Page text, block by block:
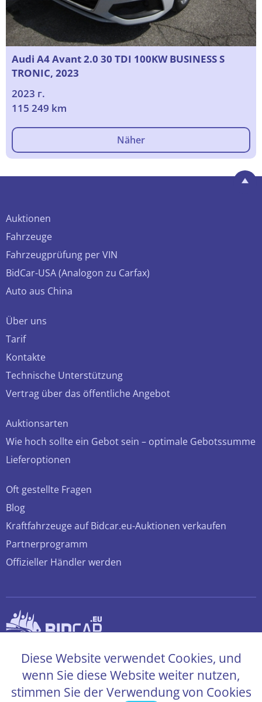
Audi A4 Avant 2.0 30 TDI 100KW BUSINESS S
TRONIC, 2023
2023 г.
115 249 km
Näher
Auktionen
Fahrzeuge
Fahrzeugprüfung per VIN
BidCar-USA (Analogon zu Carfax)
Auto aus China
Über uns
Tarif
Kontakte
Technische Unterstützung
Vertrag über das öffentliche Angebot
Auktionsarten
Wie hoch sollte ein Gebot sein – optimale Gebotssumme
Lieferoptionen
Oft gestellte Fragen
Blog
Kraftfahrzeuge auf Bidcar.eu-Auktionen verkaufen
Partnerprogramm
Offizieller Händler werden
© 2026 bidcar.eu
Alle Rechte sind vorbehalten
Diese Website verwendet Cookies, und
wenn Sie diese Website weiter nutzen,
stimmen Sie der Verwendung von Cookies